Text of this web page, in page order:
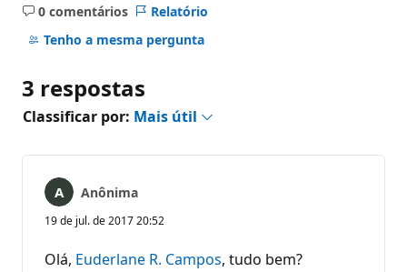
0 comentários
Sem
comentários
Relatório
Tenho a mesma pergunta
3 respostas
Classificar por: Mais útil
Anônima
19 de jul. de 2017 20:52
Olá, Euderlane R. Campos, tudo bem?